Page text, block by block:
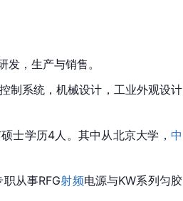
，生产与销售。
制系统，机械设计，工业外观设计
士学历4人。其中从北京大学， 中
从事RFG射频电源与KW系列匀胶